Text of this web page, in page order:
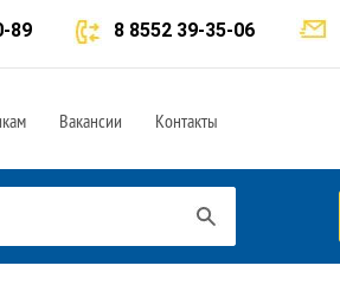
8 8552 39-35-06
89
Вакансии Контакты